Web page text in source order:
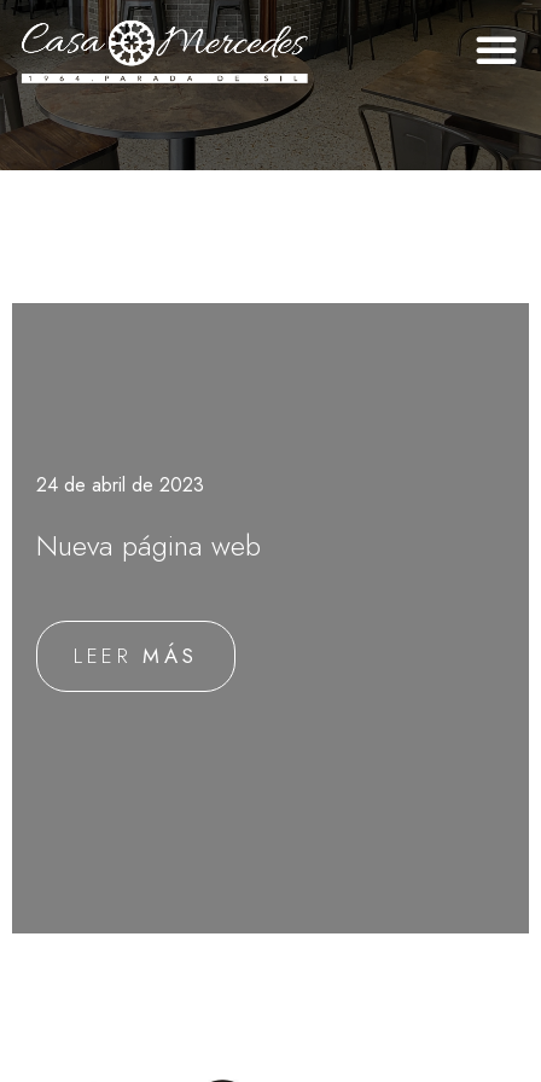
24 de abril de 2023
Nueva página web
LEER MÁS